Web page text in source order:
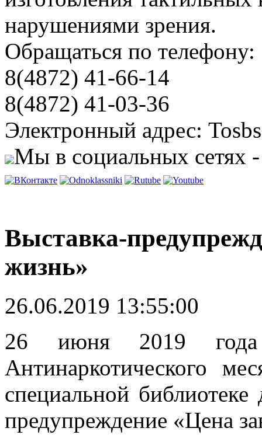
нарушениями зрения.
Обращаться по телефону:
8(4872) 41-66-14
8(4872) 41-03-36
Электронный адрес:
Мы в социальных сетях
Выставка-
жизнь»
26.06.2019 13:55:00
26 июня 2019 года
Антинаркотического
специальной
предупреждение «Цена